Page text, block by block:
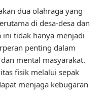
dua olahraga yang
di desa-desa dan
tidak hanya menjadi
penting dalam
mental masyarakat.
fisik melalui sepak
menjaga kebugaran